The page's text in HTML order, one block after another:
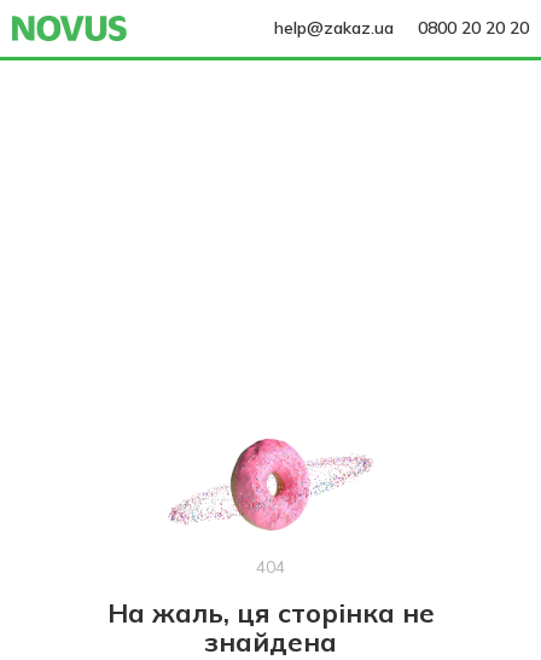
help@zakaz.ua 0800 20 20 20
404
На жаль, ця сторінка не
знайдена